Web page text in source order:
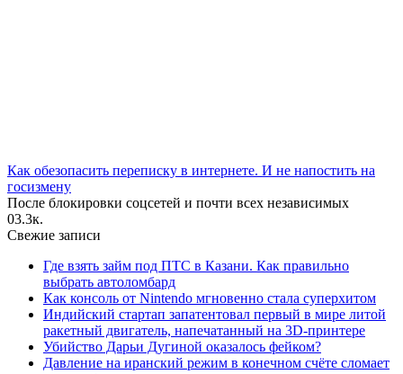
Как обезопасить переписку в интернете. И не напостить на
госизмену
После блокировки соцсетей и почти всех независимых
03.3к.
Свежие записи
Где взять займ под ПТС в Казани. Как правильно
выбрать автоломбард
Как консоль от Nintendo мгновенно стала суперхитом
Индийский стартап запатентовал первый в мире литой
ракетный двигатель, напечатанный на 3D-принтере
Убийство Дарьи Дугиной оказалось фейком?
Давление на иранский режим в конечном счёте сломает